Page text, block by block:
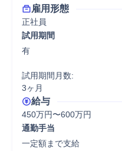
雇用形態
正社員
試用期間
有
試用期間月数:
3ヶ月
給与
450万円〜600万円
通勤手当
一定額まで支給